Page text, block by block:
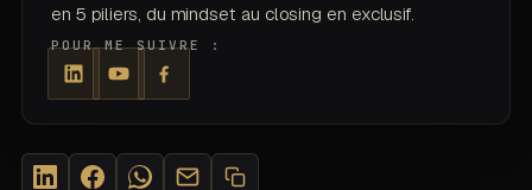
en 5 piliers, du mindset au closing en exclusif.
POUR ME SUIVRE :